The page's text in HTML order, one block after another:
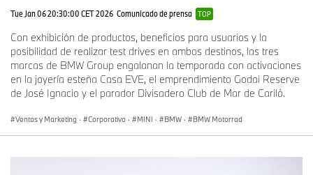
Tue Jan 06 20:30:00 CET 2026 Comunicado de prensa TOP
Con exhibición de productos, beneficios para usuarios y la
posibilidad de realizar test drives en ambos destinos, las tres
marcas de BMW Group engalanan la temporada con activaciones
en la joyería esteña Casa EVE, el emprendimiento Godai Reserve
de José Ignacio y el parador Divisadero Club de Mar de Cariló.
Ventas y Marketing · Corporativo · MINI · BMW · BMW Motorrad